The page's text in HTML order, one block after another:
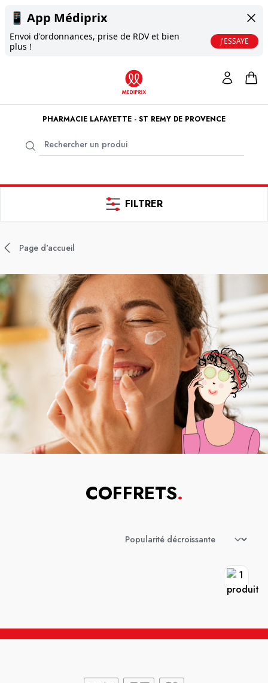
📱 App Médiprix
Envoi d'ordonnances, prise de RDV et bien
plus !
J'ESSAYE
PHARMACIE LAFAYETTE - ST REMY DE PROVENCE
FILTRER
Page d'accueil
COFFRETS.